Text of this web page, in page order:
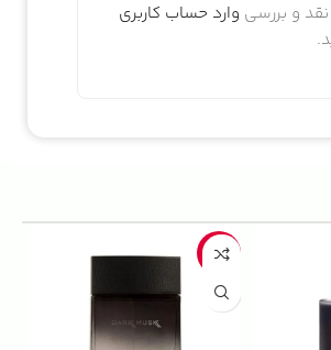
و بررسی وارد حساب کاربری
-22%